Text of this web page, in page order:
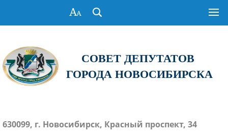
СОВЕТ ДЕПУТАТОВ
ГОРОДА НОВОСИБИРСКА
630099, г. Новосибирск, Красный проспект, 34